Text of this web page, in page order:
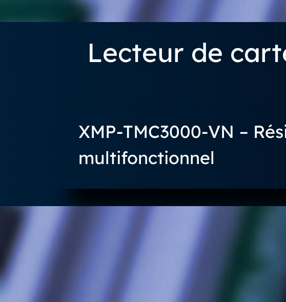
Lecteur de
XMP-TMC3000-VN –
multifonctionnel